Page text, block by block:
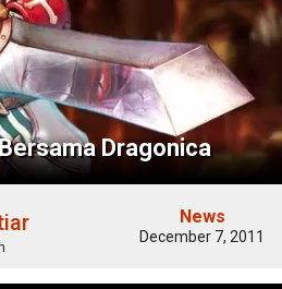
Dragonica
News
December 7, 2011